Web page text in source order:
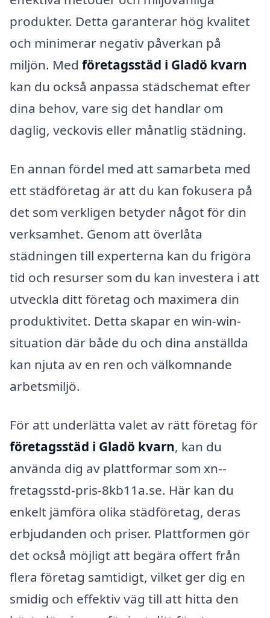
produkter. Detta garanterar hög kvalitet
och minimerar negativ påverkan på
miljön. Med företagsstäd i Gladö kvarn
kan du också anpassa städschemat efter
dina behov, vare sig det handlar om
daglig, veckovis eller månatlig städning.
En annan fördel med att samarbeta med
ett städföretag är att du kan fokusera på
det som verkligen betyder något för din
verksamhet. Genom att överlåta
städningen till experterna kan du frigöra
tid och resurser som du kan investera i att
utveckla ditt företag och maximera din
produktivitet. Detta skapar en win-win-
situation där både du och dina anställda
kan njuta av en ren och välkomnande
arbetsmiljö.
För att underlätta valet av rätt företag för
företagsstäd i Gladö kvarn, kan du
använda dig av plattformar som xn--
fretagsstd-pris-8kb11a.se. Här kan du
enkelt jämföra olika städföretag, deras
erbjudanden och priser. Plattformen gör
det också möjligt att begära offert från
flera företag samtidigt, vilket ger dig en
smidig och effektiv väg till att hitta den